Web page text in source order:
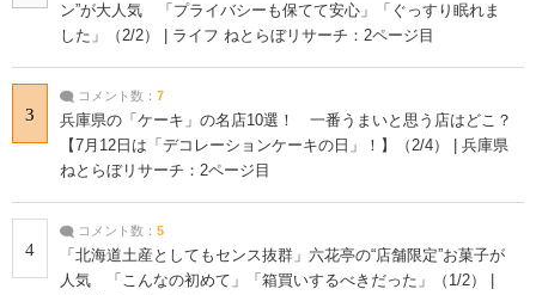
ン”が大人気 「プライバシーも保てて安心」「ぐっすり眠れま
した」（2/2） | ライフ ねとらぼリサーチ：2ページ目
3
コメント数： 7
兵庫県の「ケーキ」の名店10選！ 一番うまいと思う店はどこ？
【7月12日は「デコレーションケーキの日」！】（2/4） | 兵庫県
ねとらぼリサーチ：2ページ目
4
コメント数： 5
「北海道土産としてもセンス抜群」六花亭の“店舗限定”お菓子が
人気 「こんなの初めて」「箱買いするべきだった」（1/2） |